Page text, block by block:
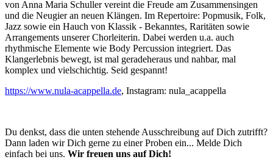
von Anna Maria Schuller vereint die Freude am Zusammensingen
und die Neugier an neuen Klängen. Im Repertoire: Popmusik, Folk,
Jazz sowie ein Hauch von Klassik - Bekanntes, Raritäten sowie
Arrangements unserer Chorleiterin. Dabei werden u.a. auch
rhythmische Elemente wie Body Percussion integriert. Das
Klangerlebnis bewegt, ist mal geradeheraus und nahbar, mal
komplex und vielschichtig. Seid gespannt!
https://www.nula-acappella.de, Instagram: nula_acappella
Du denkst, dass die unten stehende Ausschreibung auf Dich zutrifft?
Dann laden wir Dich gerne zu einer Proben ein... Melde Dich
einfach bei uns. Wir freuen uns auf Dich!